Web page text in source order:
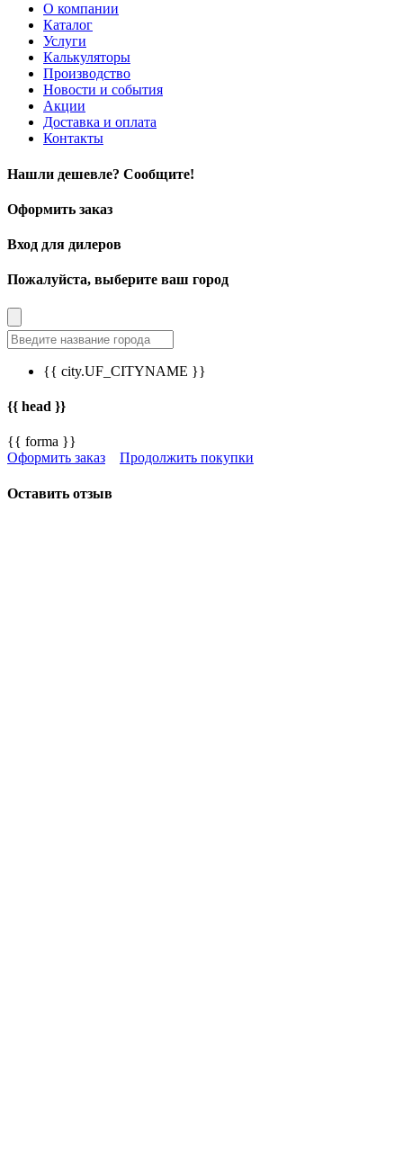
О компании
Каталог
Услуги
Калькуляторы
Производство
Новости и события
Акции
Доставка и оплата
Контакты
Нашли дешевле? Сообщите!
Оформить заказ
Вход для дилеров
Пожалуйста, выберите ваш город
{{ city.UF_CITYNAME }}
{{ head }}
{{ forma }}
Оформить заказ
Продолжить покупки
Оставить отзыв